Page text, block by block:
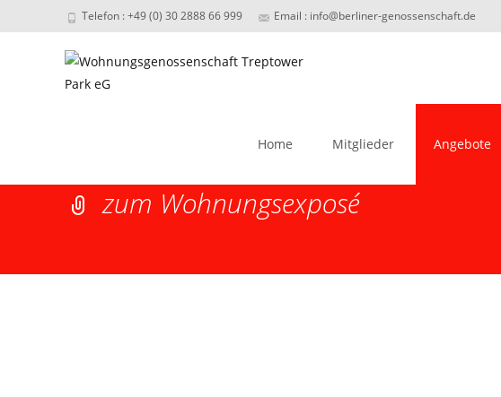
Telefon : +49 (0) 30 2888 66 999 Email : info@berliner-genossenschaft.de
Home Mitglieder Angebote
zum Wohnungsexposé